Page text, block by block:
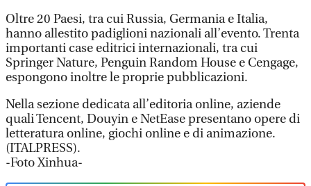
Oltre 20 Paesi, tra cui Russia, Germania e Italia,
hanno allestito padiglioni nazionali all’evento. Trenta
importanti case editrici internazionali, tra cui
Springer Nature, Penguin Random House e Cengage,
espongono inoltre le proprie pubblicazioni.
Nella sezione dedicata all’editoria online, aziende
quali Tencent, Douyin e NetEase presentano opere di
letteratura online, giochi online e di animazione.
(ITALPRESS).
-Foto Xinhua-